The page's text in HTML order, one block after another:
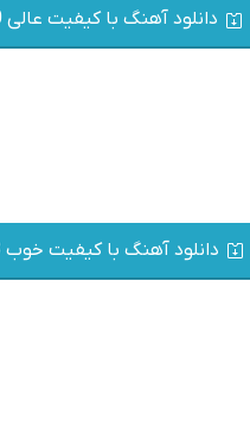
دانلود آهنگ با کیفیت عالی 320
دانلود آهنگ با کیفیت خوب 128